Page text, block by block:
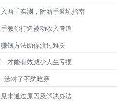
两千实测，附新手避坑指南
教你打造被动收入管道
钱方法助你渡过难关
才能有效减少人生亏损
选对了不愁吃穿
未通过原因及解决办法